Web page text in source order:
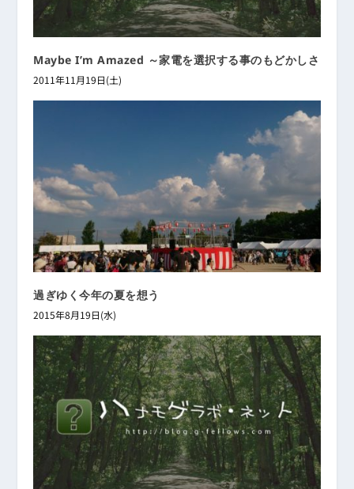
Maybe I’m Amazed ～家電を選択する事のもどかしさ
2011年11月19日(土)
過ぎゆく今年の夏を想う
2015年8月19日(水)